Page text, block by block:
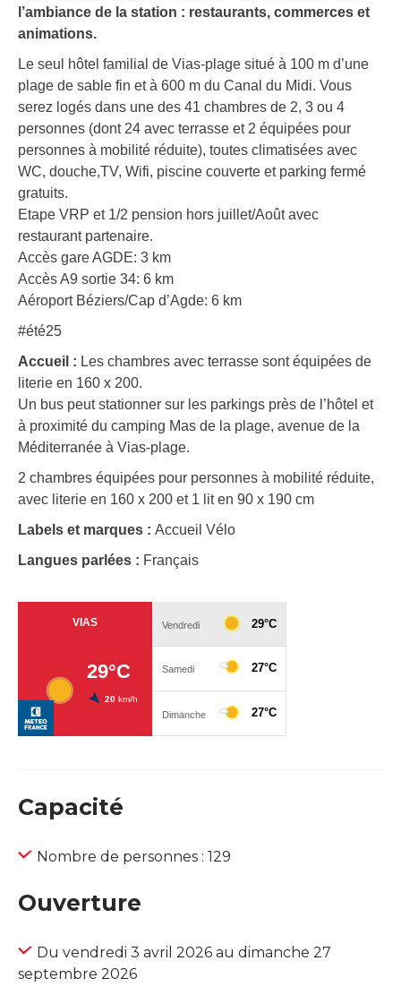
l’ambiance de la station : restaurants, commerces et
animations.
Le seul hôtel familial de Vias-plage situé à 100 m d’une
plage de sable fin et à 600 m du Canal du Midi. Vous
serez logés dans une des 41 chambres de 2, 3 ou 4
personnes (dont 24 avec terrasse et 2 équipées pour
personnes à mobilité réduite), toutes climatisées avec
WC, douche,TV, Wifi, piscine couverte et parking fermé
gratuits.
Etape VRP et 1/2 pension hors juillet/Août avec
restaurant partenaire.
Accès gare AGDE: 3 km
Accès A9 sortie 34: 6 km
Aéroport Béziers/Cap d’Agde: 6 km
#été25
Accueil : Les chambres avec terrasse sont équipées de
literie en 160 x 200.
Un bus peut stationner sur les parkings près de l’hôtel et
à proximité du camping Mas de la plage, avenue de la
Méditerranée à Vias-plage.
2 chambres équipées pour personnes à mobilité réduite,
avec literie en 160 x 200 et 1 lit en 90 x 190 cm
Labels et marques : Accueil Vélo
Langues parlées : Français
Capacité
Nombre de personnes : 129
Ouverture
Du vendredi 3 avril 2026 au dimanche 27
septembre 2026